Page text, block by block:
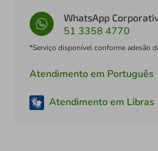
WhatsApp
51 3358 4770
*Serviço disponível conforme adesão
Atendimento em Português
Atendimento em Libras